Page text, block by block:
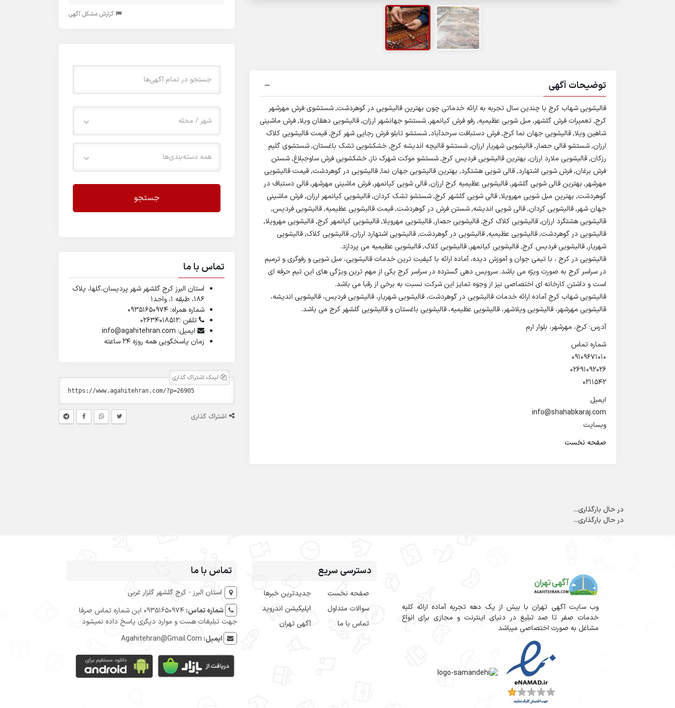
توضیحات آگهی
قالیشویی شهاب کرج با چندین سال تجربه به ارائه خدماتی چون بهترین قالیشویی در گوهردشت, شستشوی فرش مهرشهر
کرج, تعمیرات فرش گلشهر, مبل شویی عظیمیه, رفو فرش کیانمهر, شستشو جهانشهر ارزان, قالیشویی دهقان ویلا, فرش ماشینی
شاهین ویلا, قالیشویی جهان نما کرج, فرش دستبافت سرحدآباد, شستشو تابلو فرش رجایی شهر کرج, قیمت قالیشویی کلاک
ارزان, شستشو قالی حصار, قالیشویی شهریار ارزان, شستشو قالیچه اندیشه کرج, خشکشویی تشک باغستان, شستشوی گلیم
رزکان, قالیشویی ملارد ارزان, بهترین قالیشویی فردیس کرج, شستشو موکت شهرک ناز, خشکشویی فرش ساوجبلاغ, شستن
فرش برغان, فرش شویی اشتهارد, قالی شویی هشتگرد, بهترین قالیشویی جهان نما, قالیشویی در گوهردشت, قیمت قالیشویی
مهرشهر, بهترین قالی شویی گلشهر, قالیشویی عظیمیه کرج ارزان, قالی شویی کیانمهر, فرش ماشینی مهرشهر, قالی دستباف در
گوهردشت, بهترین مبل شویی مهرویلا, قالی شویی گلشهر کرج, شستشو تشک کردان, قالیشویی کیانمهر ارزان, فرش ماشینی
جهان شهر, قالیشویی کردان, قالی شویی اندیشه, شستن فرش در گوهردشت, قیمت قالیشویی عظیمیه, قالیشویی فردیس,
قالیشویی هشتگرد ارزان, قالیشویی کلاک کرج, قالیشویی حصار, قالیشویی مهرویلا, قالیشویی کیانمهر کرج, قالیشویی مهرویلا,
قالیشویی در گوهردشت, قالیشویی عظیمیه, قالیشویی در گوهردشت, قالیشویی اشتهارد ارزان, قالیشویی کلاک, قالیشویی
شهریار, قالیشویی فردیس کرج, قالیشویی کیانمهر, قالیشویی کلاک, قالیشویی عظیمیه می پردازد.
قالیشویی در کرج ، با تیمی جوان و آموزش‌ دیده، آماده ارائه با کیفیت‌ ترین خدمات قالیشویی، مبل‌ شویی و رفوگری و ترمیم
در سراسر کرج به‌ صورت ویژه می‌ باشد. سرویس‌ دهی گسترده در سراسر کرج یکی از مهم‌ ترین ویژگی‌ های این تیم حرفه‌ ای
است و داشتن کارخانه‌ ای اختصاصی نیز از وجوه تمایز این شرکت نسبت به برخی از رقبا می‌ باشد.
قالیشویی شهاب کرج آماده ارائه خدمات قالیشویی در گوهردشت، قالیشویی شهریار، قالیشویی فردیس، قالیشویی اندیشه،
قالیشویی مهرشهر، قالیشویی ویلاشهر، قالیشویی عظیمیه، قالیشویی باغستان و قالیشویی گلشهر کرج می باشد.
آدرس: کرج، مهرشهر، بلوار ارم
شماره تماس
09109671010
02691092026
0211542
ایمیل
info@shahabkaraj.com
وبسایت
صفحه نخست
گزارش مشکل آگهی
شهر / محله
همه دسته‌بندی‌ها
جستجو
تماس با ما
استان البرز کرج گلشهر شهر پردیسان،گلها، پلاک
۱۸۶، طبقه ۱، واحد1
شماره همراه: 09351650974
تلفن :02634018512
ایمیل: info@agahitehran.com
زمان پاسخگویی همه روزه 24 ساعته
لینک اشتراک گذاری
اشتراک گذاری
در حال بارگذاری...
در حال بارگذاری...
وب سایت آگهی تهران با بیش از یک دهه تجربه آماده ارائه کلیه
خدمات صفر تا صد تبلیغ در دنیای اینترنت و مجازی برای انواع
مشاغل به صورت اختصاصی میباشد
دسترسی سریع
صفحه نخست
سوالات متداول
تماس با ما
جدیدترین خبرها
اپلیکیشن اندروید
آگهی تهران
تماس با ما
استان البرز - کرج گلشهر گلزار غربی
شماره تماس:
09351650974 این شماره تماس صرفا
جهت تبلیغات هست و موارد دیگری پاسخ داده نمیشود
ایمیل: Agahitehran@Gmail.Com